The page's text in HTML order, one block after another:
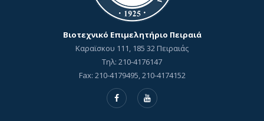
Βιοτεχνικό Επιμελητήριο Πειραιά
Καραϊσκου 111, 185 32 Πειραιάς
Τηλ: 210-4176147
Fax: 210-4179495, 210-4174152